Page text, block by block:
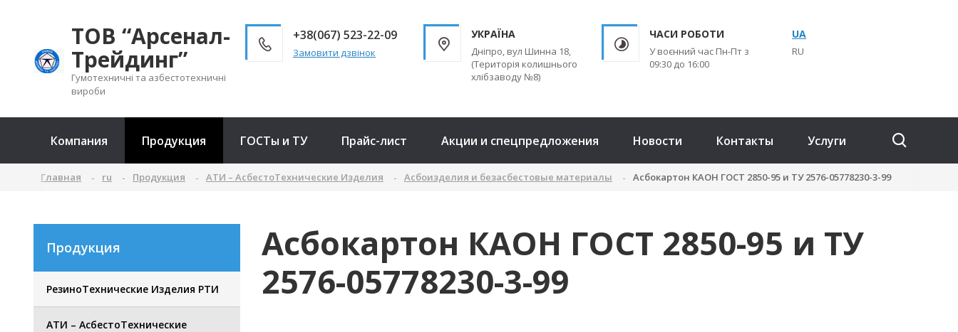
ТОВ “Арсенал-
Трейдинг”
Гумотехничні та азбестотехничні
вироби
+38(067) 523-22-09
Замовити дзвінок
УКРАЇНА
Дніпро, вул Шинна 18,
(Територія колишнього
хлібзаводу №8)
ЧАСИ РОБОТИ
У воєнний час Пн-Пт з
09:30 до 16:00
UA
RU
Компания Продукция ГОСТы и ТУ Прайс-лист Акции и спецпредложения Новости Контакты Услуги
Главная ru Продукция АТИ – АсбестоТехнические Изделия Асбоизделия и безасбестовые материалы Асбокартон КАОН ГОСТ 2850-95 и ТУ 2576-05778230-3-99
Продукция
РезиноТехнические Изделия РТИ
АТИ – АсбестоТехнические
Асбокартон КАОН ГОСТ 2850-95 и ТУ
2576-05778230-3-99